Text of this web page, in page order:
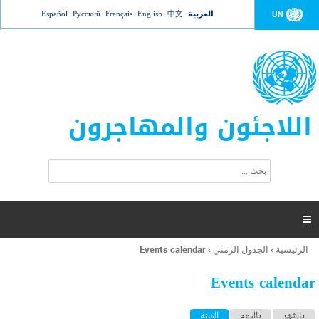
Jump to navigation UN العربية 中文
English
Français
Русский
Español
اللاجئون والمهاجرون
ت
ر
ل
ح
ب

أنت
هنا
الرئيسية › الجدول الزمني ›
Events calendar
Events calendar